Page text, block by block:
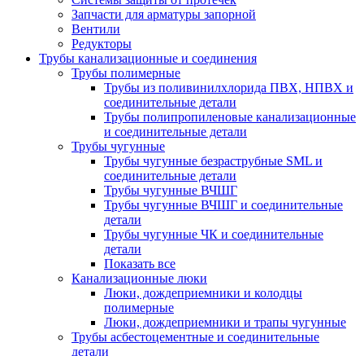
Запчасти для арматуры запорной
Вентили
Редукторы
Трубы канализационные и соединения
Трубы полимерные
Трубы из поливинилхлорида ПВХ, НПВХ и
соединительные детали
Трубы полипропиленовые канализационные
и соединительные детали
Трубы чугунные
Трубы чугунные безраструбные SML и
соединительные детали
Трубы чугунные ВЧШГ
Трубы чугунные ВЧШГ и соединительные
детали
Трубы чугунные ЧК и соединительные
детали
Показать все
Канализационные люки
Люки, дождеприемники и колодцы
полимерные
Люки, дождеприемники и трапы чугунные
Трубы асбестоцементные и соединительные
детали